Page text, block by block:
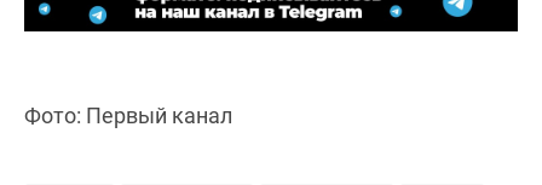
Фото: Первый канал